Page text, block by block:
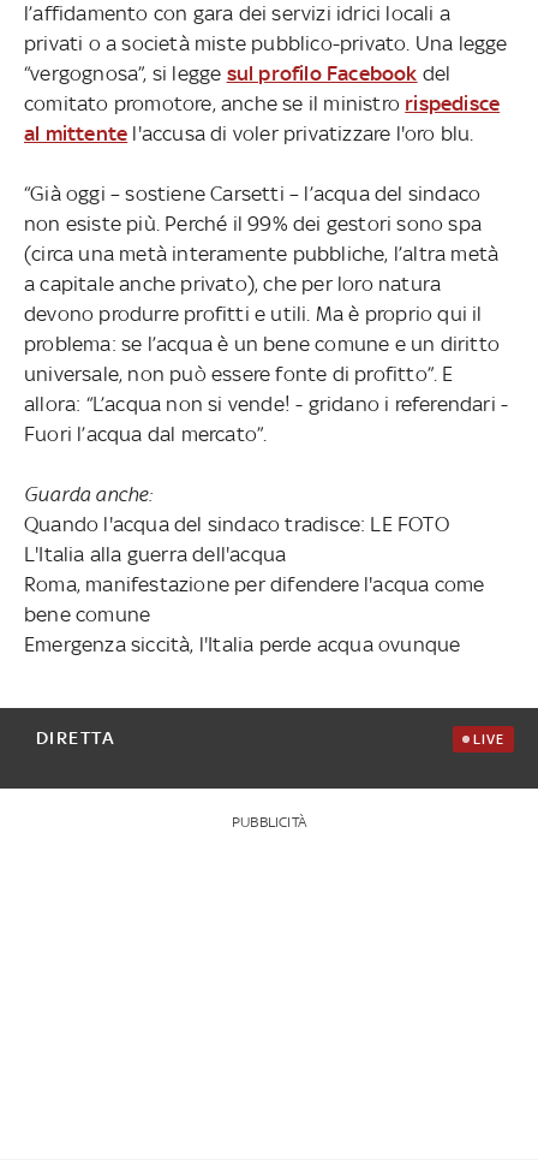
l’affidamento con gara dei servizi idrici locali a
privati o a società miste pubblico-privato. Una legge
“vergognosa”, si legge sul profilo Facebook del
comitato promotore, anche se il ministro rispedisce
al mittente l'accusa di voler privatizzare l'oro blu.
“Già oggi – sostiene Carsetti – l’acqua del sindaco
non esiste più. Perché il 99% dei gestori sono spa
(circa una metà interamente pubbliche, l’altra metà
a capitale anche privato), che per loro natura
devono produrre profitti e utili. Ma è proprio qui il
problema: se l’acqua è un bene comune e un diritto
universale, non può essere fonte di profitto”. E
allora: “L’acqua non si vende! - gridano i referendari -
Fuori l’acqua dal mercato”.
Guarda anche:
Quando l'acqua del sindaco tradisce: LE FOTO
L'Italia alla guerra dell'acqua
Roma, manifestazione per difendere l'acqua come
bene comune
Emergenza siccità, l'Italia perde acqua ovunque
DIRETTA LIVE
PUBBLICITÀ